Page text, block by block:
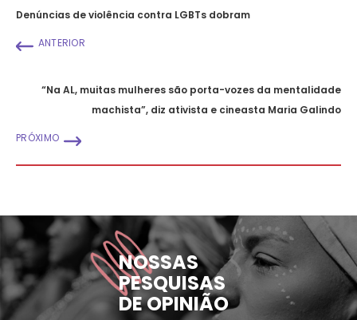
Denúncias de violência contra LGBTs dobram
ANTERIOR
“Na AL, muitas mulheres são porta-vozes da mentalidade
machista”, diz ativista e cineasta Maria Galindo
PRÓXIMO
NOSSAS
PESQUISAS
DE OPINIÃO